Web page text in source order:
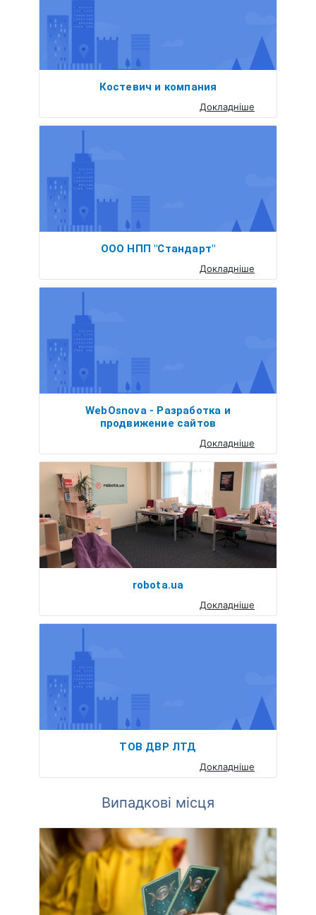
Костевич и компания
Докладніше
ООО НПП "Стандарт"
Докладніше
WebOsnova - Разработка и
продвижение сайтов
Докладніше
robota.ua
Докладніше
ТОВ ДВР ЛТД
Докладніше
Випадкові місця